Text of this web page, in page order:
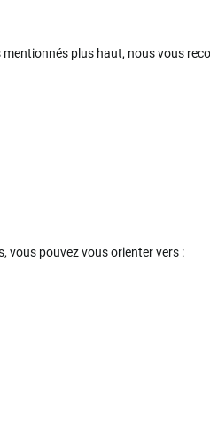
plus haut, nous vous
vous pouvez vous orienter vers :